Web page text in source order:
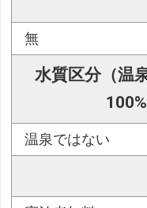
無
水質区分（温
温泉ではない